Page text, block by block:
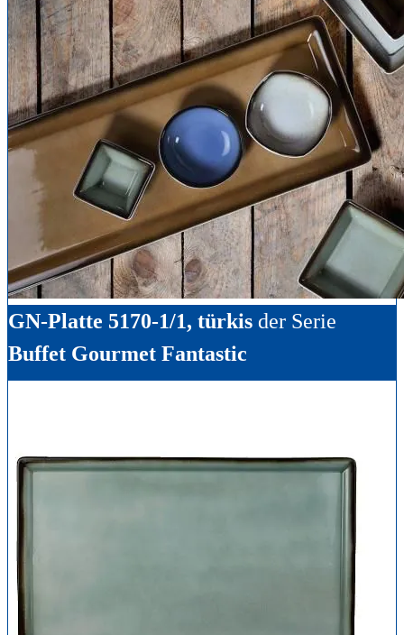
GN-Platte 5170-1/1, türkis der Serie
Buffet Gourmet Fantastic